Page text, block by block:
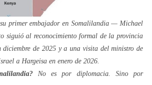
primer embajador en Somalilandia — Michael
siguió al reconocimiento formal de la provincia
diciembre de 2025 y a una visita del ministro de
a Hargeisa en enero de 2026.
No es por diplomacia. Sino por